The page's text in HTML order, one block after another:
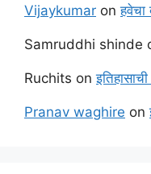
Vijaykumar onहवेचा
Samruddhi shinde
Ruchits on
Pranav waghire on